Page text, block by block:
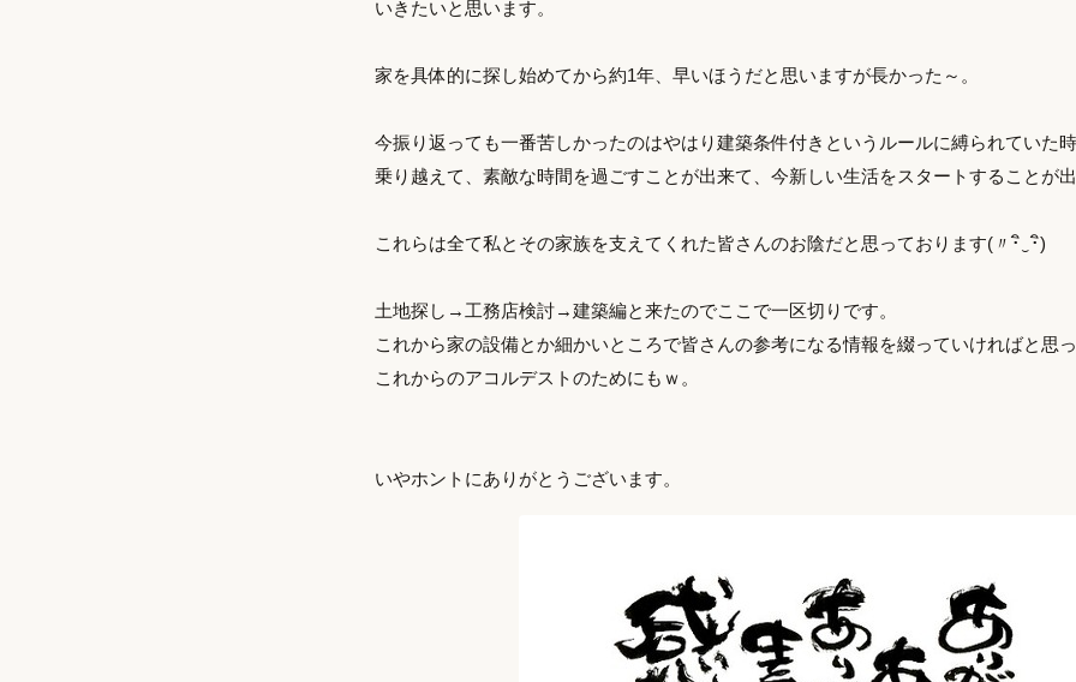
いきたいと思います。
家を具体的に探し始めてから約1年、早いほうだと思いますが長かった～。
今振り返っても一番苦しかったのはやはり建築条件付きというルールに縛られていた
乗り越えて、素敵な時間を過ごすことが出来て、今新しい生活をスタートすることが出
これらは全て私とその家族を支えてくれた皆さんのお陰だと思っております(〃･ิ‿･ิ)ゞ
土地探し→工務店検討→建築編と来たのでここで一区切りです。
これから家の設備とか細かいところで皆さんの参考になる情報を綴っていければと思
これからのアコルデストのためにもｗ。
いやホントにありがとうございます。